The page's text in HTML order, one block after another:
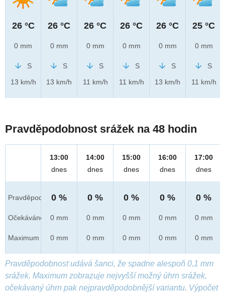
26 °C
0 mm
S
13 km/h
26 °C
0 mm
S
13 km/h
26 °C
0 mm
S
11 km/h
26 °C
0 mm
S
11 km/h
26 °C
0 mm
S
13 km/h
25 °C
0 mm
S
11 km/h
Pravděpodobnost srážek na 48 hodin
Pravděpod.
Očekáváno
Maximum
13:00
dnes
0 %
0 mm
0 mm
14:00
dnes
0 %
0 mm
0 mm
15:00
dnes
0 %
0 mm
0 mm
16:00
dnes
0 %
0 mm
0 mm
17:00
dnes
0 %
0 mm
0 mm
Pravděpodobnost udává šanci, že spadne alespoň 0,1 mm
srážek. Maximum zobrazuje nejvyšší možný úhrn srážek,
očekávaný úhrn pak nejpravděpodobnější variantu. Výpočet